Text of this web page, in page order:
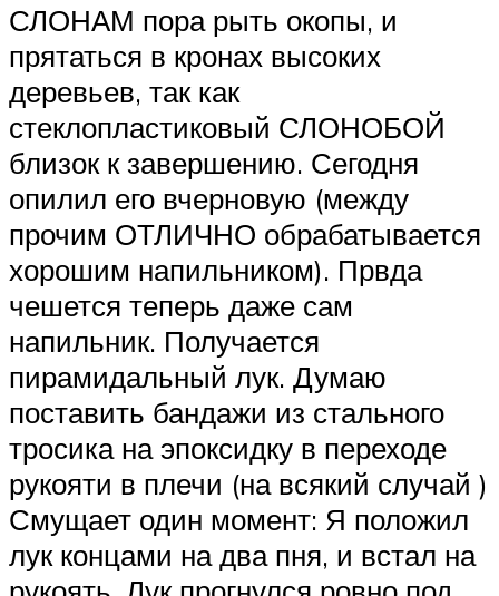
СЛОНАМ пора рыть окопы, и
прятаться в кронах высоких
деревьев, так как
стеклопластиковый СЛОНОБОЙ
близок к завершению. Сегодня
опилил его вчерновую (между
прочим ОТЛИЧНО обрабатывается
хорошим напильником). Првда
чешется теперь даже сам
напильник. Получается
пирамидальный лук. Думаю
поставить бандажи из стального
тросика на эпоксидку в переходе
рукояти в плечи (на всякий случай )
Смущает один момент: Я положил
лук концами на два пня, и встал на